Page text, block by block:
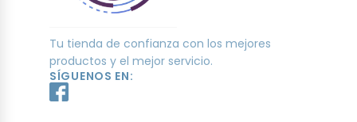
Tu tienda de confianza con los mejores
productos y el mejor servicio.
SÍGUENOS EN: